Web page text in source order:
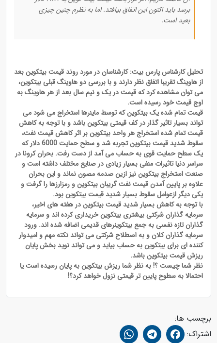
برسد باید اکنون این اتفاق بیافتد. اما به نظرم چنین چیزی
بعید است.
تحلیل کارشناس پارس بیت: کارشناسان در مورد روند قیمت بیتکوین بعد
از هاوینگ تقریبا اتفاق نظر دارند و با بررسی دو هاوینگ قبلی بیتکوین،
می توان مشاهده کرد که قیمت در یک و نیم سال بعد از هر هاوینگ به
اوج قیمت خود رسیده است.
قیمت تمام شده یک بیتکوین که توسط ماینرها استخراج می شود می
تواند بسیار تاثیر گذار در کف قیمتی بیتکوین باشد و با توجه به کاهش
قیمت تمام شده استخراج هر واحد بیتکوین بر اثر کاهش قیمت نفت،
سقوط شدید قیمت بیتکوین تجربه شد و سطح حمایت 6000 دلار که
یک سطح حمایت قوی به حساب می آمد از دست رفت. بحران کرونا در
سراسر دنیا تاثیرات منفی بسیار زیادی در صنایع مختلف داشته است و
صنعت استخراج بیتکوین نیز ازین صدمه مصون نماند و این بحران
علاوه بر پایین آمدن قیمت نفت گریبان بیتکوین و رمزارزها را گرفت و
یکی دیگر ازعوامل سقوط بسیار شدید قیمت بیتکوین بود.
با توجه به کاهش بسیار شدید قیمت بیتکوین در هفته های اخیر،
سرمایه گذاران شرکتی بیشتری بیتکوین خریداری کرده اند و سرمایه
گذاران تازه نفسی به جمع بیتکوینرهای قدیمی اضافه شده اند. ورود
سرمایه گذاران کلان و به اصطلاح شرکتی می تواند نکته مهم و امیدوار
کننده ای برای بیتکوین به حساب بیاید و می تواند نوید بخش پایان
ریزش قیمت بیتکوین باشد.
نظر شما چیست ؟! به نظر شما ریزش بیتکوین به پایان رسیده است یا
احتمالا به سطوح پایین تر قیمتی نزول خواهد کرد؟!
برچسب ها:
اشتراک: